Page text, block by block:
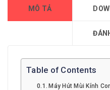
MÔ TẢ
Table of Contents
Máy Hút Mùi Kính